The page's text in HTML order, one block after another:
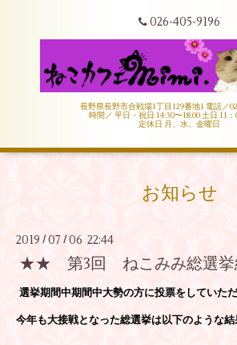
026-405-9196
長野県長野市合戦場1丁目129番地1 電話／
時間／ 平日・祝日 14:30〜18:00 土日 11：
定休日 月、水、金曜日
お知らせ
2019 /07 /06 22:44
★★ 第3回 ねこみみ総選
選挙期間中期間中大勢の方に投票をしていた
今年も大接戦となった総選挙は以下のような